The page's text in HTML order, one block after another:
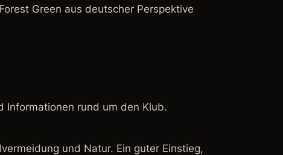
Green aus deutscher Perspektive
Informationen rund um den Klub.
und Natur. Ein guter Einstieg,